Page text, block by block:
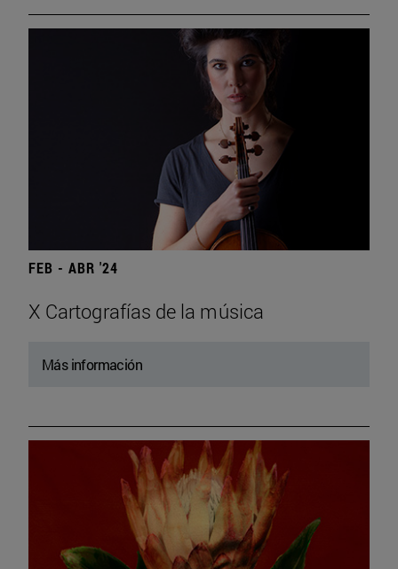
FEB - ABR '24
X Cartografías de la música
Más información